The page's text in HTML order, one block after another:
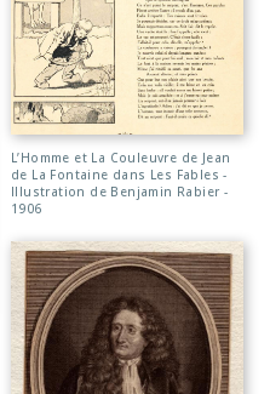
L’Homme et La Couleuvre de Jean
de La Fontaine dans Les Fables -
Illustration de Benjamin Rabier -
1906